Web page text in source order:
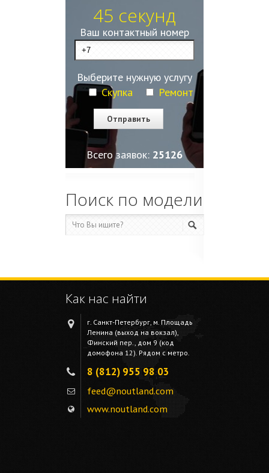
45 секунд
Ваш контактный номер
Выберите нужную услугу
Скупка
Ремонт
Всего заявок: 25128
Поиск по модели
Как нас найти
г. Санкт-Петербург, м. Площадь
Ленина (выход на вокзал),
Финский пер., дом 9 (код
домофона 12). Рядом с метро.
8 (812) 955 98 03
feed@noutland.com
www.noutland.com